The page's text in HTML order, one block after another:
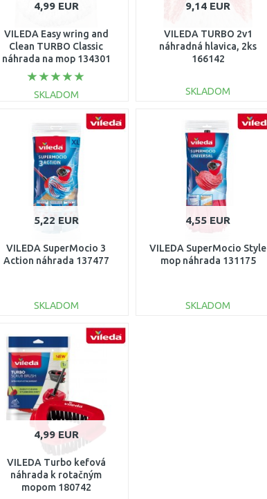
4,99 EUR
VILEDA Easy wring and
Clean TURBO Classic
náhrada na mop 134301
SKLADOM
DO KOŠÍKA
Porovnať
9,14 EUR
VILEDA TURBO 2v1
náhradná hlavica, 2ks
166142
SKLADOM
DO KOŠÍKA
Porovnať
5,22 EUR
VILEDA SuperMocio 3
Action náhrada 137477
SKLADOM
DO KOŠÍKA
Porovnať
4,55 EUR
VILEDA SuperMocio Style
mop náhrada 131175
SKLADOM
4,99 EUR
VILEDA Turbo kefová
náhrada k rotačným
mopom 180742